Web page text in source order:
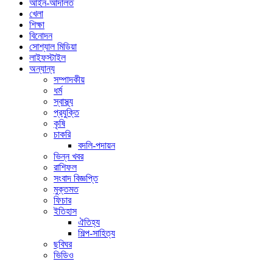
আইন-আদালত
খেলা
শিক্ষা
বিনোদন
সোশ্যাল মিডিয়া
লাইফস্টাইল
অন্যান্য
সম্পাদকীয়
ধর্ম
স্বাস্থ্য
প্রযুক্তি
কৃষি
চাকরি
বদলি-পদায়ন
ভিন্ন খবর
রাশিফল
সংবাদ বিজ্ঞপ্তি
মুক্তমত
ফিচার
ইতিহাস
ঐতিহ্য
শিল্প-সাহিত্য
ছবিঘর
ভিডিও